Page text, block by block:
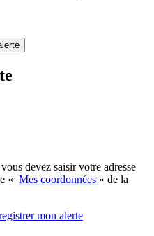
devez saisir votre adresse
« Mes coordonnées » de la
mon alerte